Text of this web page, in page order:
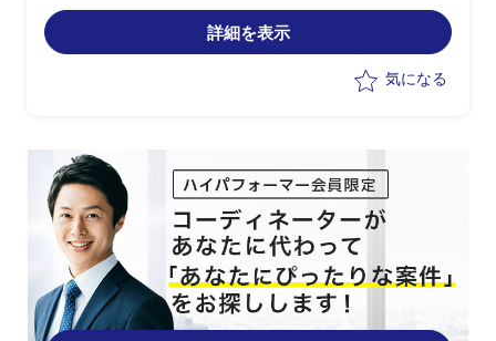
・Global CCoEメンバーとして各地域の
モニタリング/管理プロセスの設計と改
・現地IT部門との調整/折衝における日本
・日本側クラウド担当との連携、各国拠
点への展開推進
詳細を表示
気になる